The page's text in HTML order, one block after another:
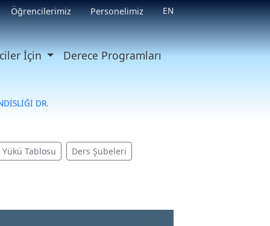
Öğrencilerimiz Personelimiz EN
İçin Derece Programları
DR.
Yükü Tablosu Ders Şubeleri